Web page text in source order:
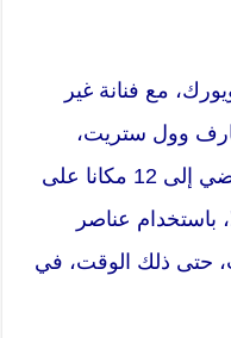
مع فنانة غير
وول ستريت،
ولكنها ذات يوم، راودها حلم بالمضي إلى 12 مكانا على
باستخدام عناصر
حتى ذلك الوقت، في